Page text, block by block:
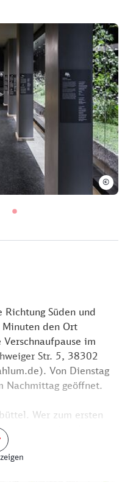
©
Richtung Süden und
den Ort
im
Str. 5, 38302
Von Dienstag
Nachmittag geöffnet.
Wer zum ersten
angesichts der
Stadt einen
In der Altstadt sind